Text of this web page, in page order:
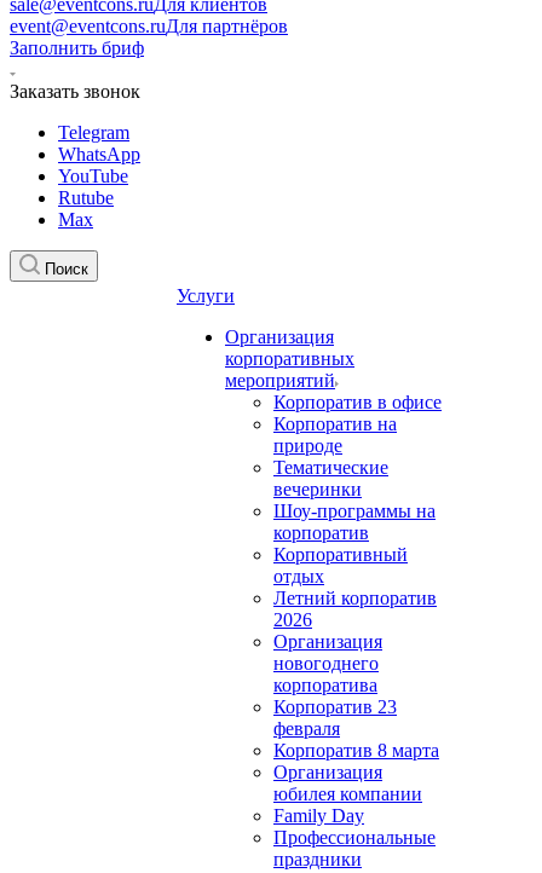
sale@eventcons.ruДля клиентов
event@eventcons.ruДля партнёров
Заполнить бриф
Заказать звонок
Telegram
WhatsApp
YouTube
Rutube
Max
Поиск
Услуги
Организация
корпоративных
мероприятий
Корпоратив в офисе
Корпоратив на
природе
Тематические
вечеринки
Шоу-программы на
корпоратив
Корпоративный
отдых
Летний корпоратив
2026
Организация
новогоднего
корпоратива
Корпоратив 23
февраля
Корпоратив 8 марта
Организация
юбилея компании
Family Day
Профессиональные
праздники